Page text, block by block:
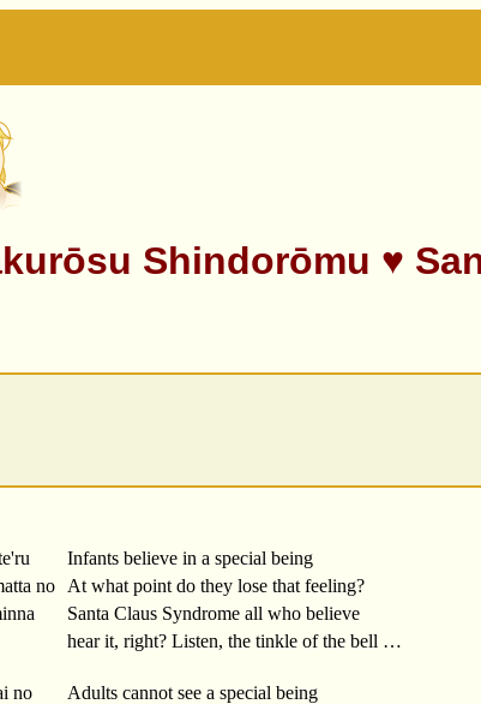
Shindorōmu ♥
Infants believe in a special being
no
At what point do they lose that feeling?
Santa Claus Syndrome all who believe
hear it, right? Listen, the tinkle of the bell …
no
Adults cannot see a special being